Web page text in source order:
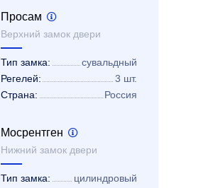
Просам
Верхний замок двери
Тип замка:
сувальдный
Регелей:
3 шт.
Страна:
Россия
Мосрентген
Нижний замок двери
Тип замка:
цилиндровый